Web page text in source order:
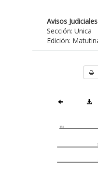
Avisos
Sección: Unica
Edición: